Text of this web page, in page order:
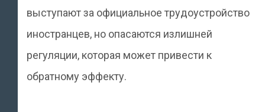
выступают за официальное трудоустройство
иностранцев, но опасаются излишней
регуляции, которая может привести к
обратному эффекту.